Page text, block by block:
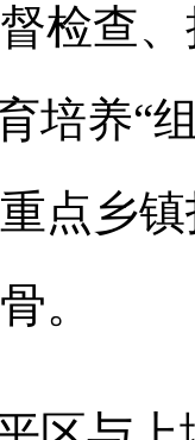
检查
培养“
点乡
。